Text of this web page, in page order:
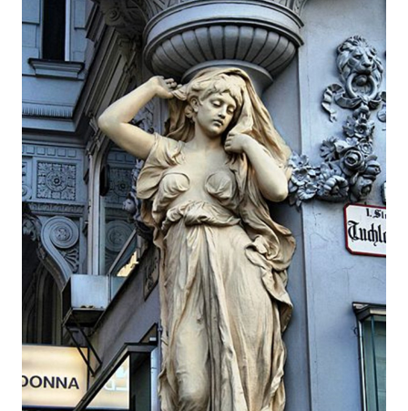
ィ
ス
ガ
ー
ト
ル
“
の
“
い
か
が
わ
し
い
者
“
は
血